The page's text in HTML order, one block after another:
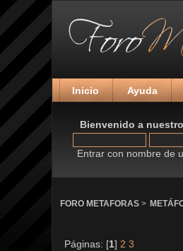
Inicio Ayuda
Bienvenido a
Entrar con nombre de
FORO METAFORAS>
Páginas: [1] 2 3